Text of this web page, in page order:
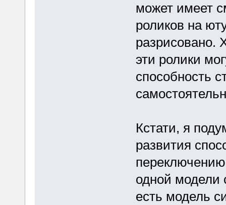
может имеет
роликов на
разрисовано.
эти ролики
способность
Кстати, я
развития
переключению
одной модели
есть модель